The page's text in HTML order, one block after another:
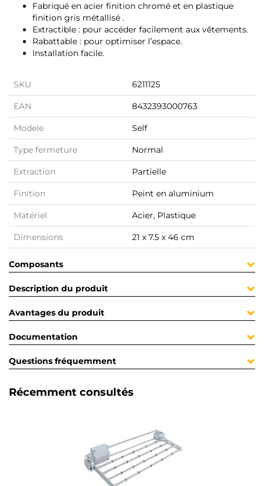
Fabriqué en acier finition chromé et en plastique
finition gris métallisé .
Extractible : pour accéder facilement aux vêtements.
Rabattable : pour optimiser l’espace.
Installation facile.
SKU 6211125
EAN 8432393000763
Modele Self
Type fermeture Normal
Extraction Partielle
Finition Peint en aluminium
Matériel Acier, Plastique
Dimensions 21 x 7.5 x 46 cm
Composants
Description du produit
Avantages du produit
Documentation
Questions fréquemment
Récemment consultés